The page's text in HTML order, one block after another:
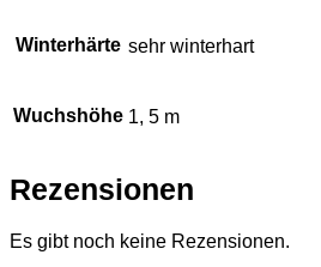
Winterhärte sehr winterhart
Wuchshöhe 1, 5 m
Rezensionen
Es gibt noch keine Rezensionen.